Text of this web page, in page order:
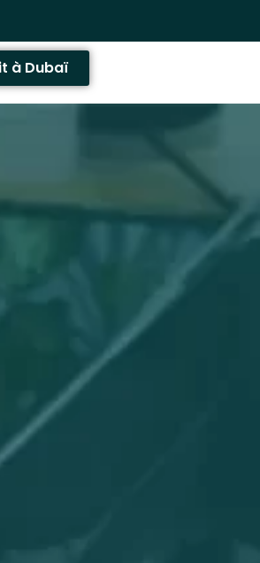
à Dubaï